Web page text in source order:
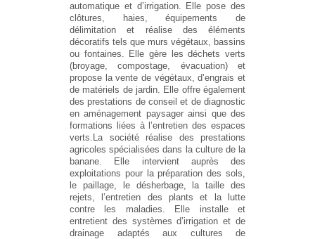
automatique et d’irrigation. Elle pose des
clôtures, haies, équipements de
délimitation et réalise des éléments
décoratifs tels que murs végétaux, bassins
ou fontaines. Elle gère les déchets verts
(broyage, compostage, évacuation) et
propose la vente de végétaux, d’engrais et
de matériels de jardin. Elle offre également
des prestations de conseil et de diagnostic
en aménagement paysager ainsi que des
formations liées à l’entretien des espaces
verts.La société réalise des prestations
agricoles spécialisées dans la culture de la
banane. Elle intervient auprès des
exploitations pour la préparation des sols,
le paillage, le désherbage, la taille des
rejets, l’entretien des plants et la lutte
contre les maladies. Elle installe et
entretient des systèmes d’irrigation et de
drainage adaptés aux cultures de